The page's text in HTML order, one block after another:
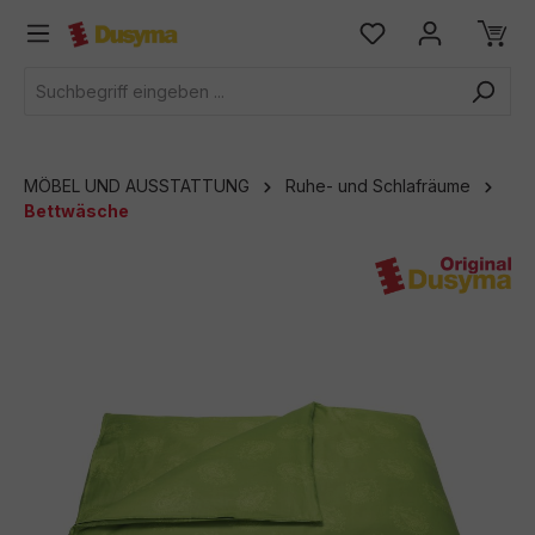
springen
MÖBEL UND AUSSTATTUNG
Ruhe- und Schlafräume
Bettwäsche